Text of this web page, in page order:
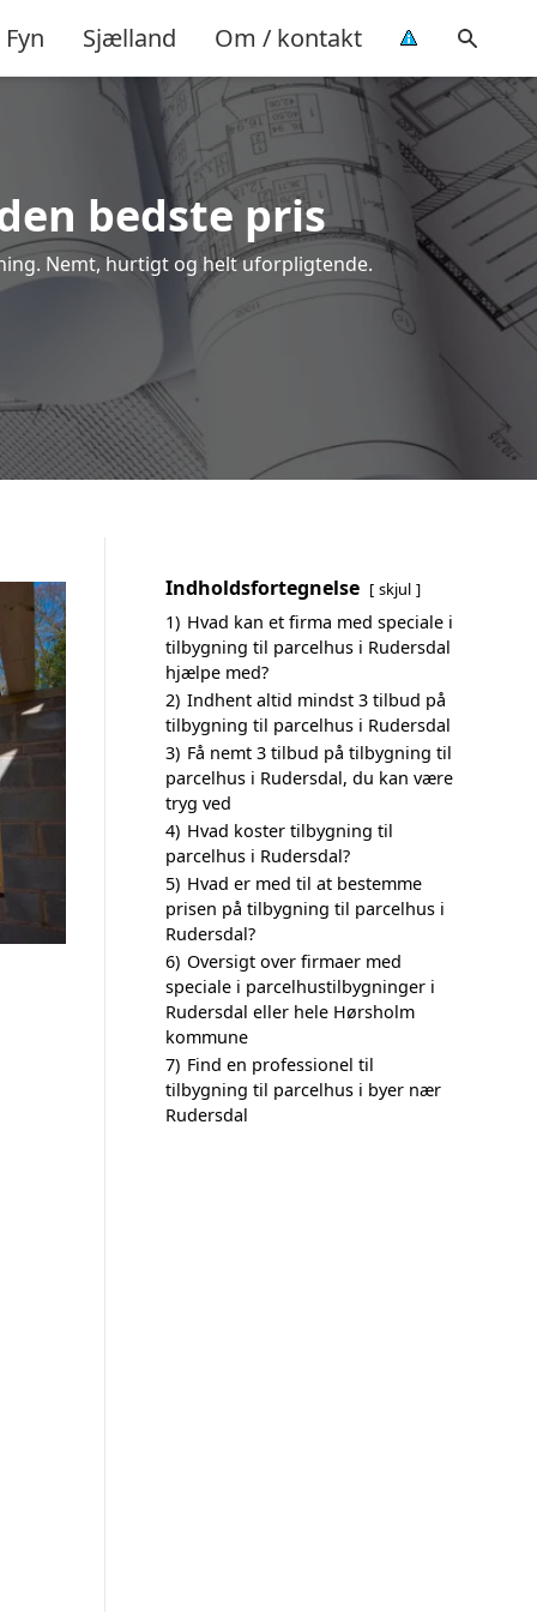
Fyn Sjælland Om / kontakt
bedste pris
Nemt, hurtigt og helt uforpligtende.
Indholdsfortegnelse skjul
1) Hvad kan et firma med speciale i
tilbygning til parcelhus i Rudersdal
hjælpe med?
2) Indhent altid mindst 3 tilbud på
tilbygning til parcelhus i Rudersdal
3) Få nemt 3 tilbud på tilbygning til
parcelhus i Rudersdal, du kan være
tryg ved
4) Hvad koster tilbygning til
parcelhus i Rudersdal?
5) Hvad er med til at bestemme
prisen på tilbygning til parcelhus i
Rudersdal?
6) Oversigt over firmaer med
speciale i parcelhustilbygninger i
Rudersdal eller hele Hørsholm
kommune
7) Find en professionel til
tilbygning til parcelhus i byer nær
Rudersdal